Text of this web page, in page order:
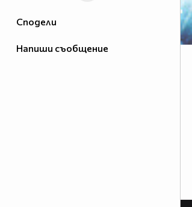
Сподели
Напиши съобщение